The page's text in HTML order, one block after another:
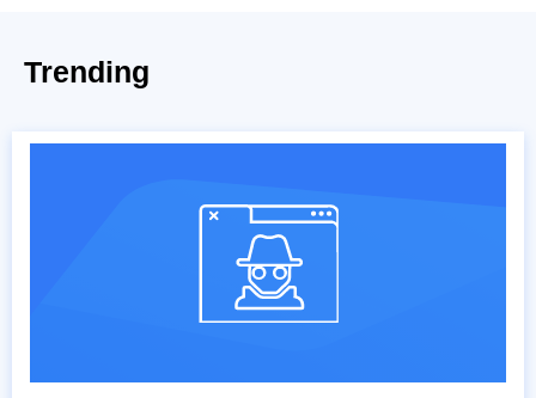
Trending